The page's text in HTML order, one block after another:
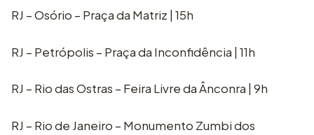
RJ – Osório – Praça da Matriz | 15h
RJ – Petrópolis – Praça da Inconfidência | 11h
RJ – Rio das Ostras – Feira Livre da Ânconra | 9h
RJ – Rio de Janeiro – Monumento Zumbi dos